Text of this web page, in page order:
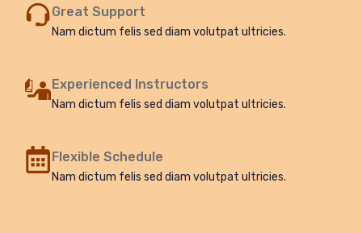
Great Support
Nam dictum felis sed diam volutpat ultricies.
Experienced Instructors
Nam dictum felis sed diam volutpat ultricies.
Flexible Schedule
Nam dictum felis sed diam volutpat ultricies.